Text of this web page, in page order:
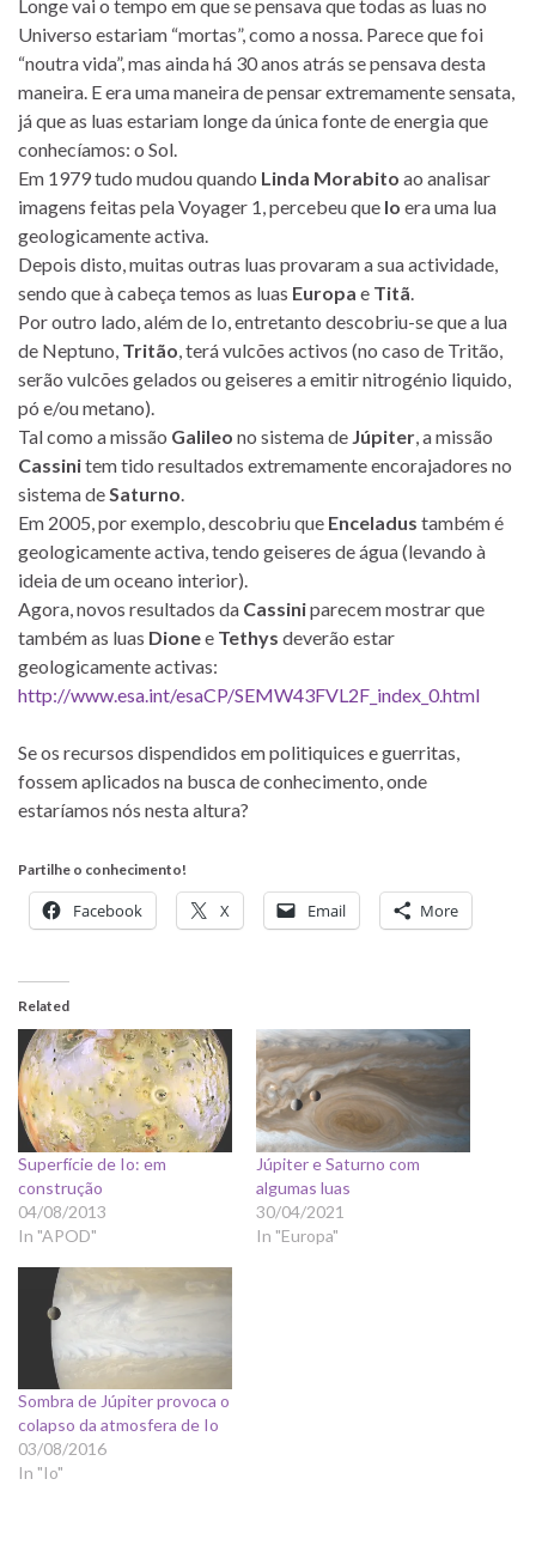
Longe vai o tempo em que se pensava que todas as luas no
Universo estariam “mortas”, como a nossa. Parece que foi
“noutra vida”, mas ainda há 30 anos atrás se pensava desta
maneira. E era uma maneira de pensar extremamente sensata,
já que as luas estariam longe da única fonte de energia que
conhecíamos: o Sol.
Em 1979 tudo mudou quando Linda Morabito ao analisar
imagens feitas pela Voyager 1, percebeu que Io era uma lua
geologicamente activa.
Depois disto, muitas outras luas provaram a sua actividade,
sendo que à cabeça temos as luas Europa e Titã.
Por outro lado, além de Io, entretanto descobriu-se que a lua
de Neptuno, Tritão, terá vulcões activos (no caso de Tritão,
serão vulcões gelados ou geiseres a emitir nitrogénio liquido,
pó e/ou metano).
Tal como a missão Galileo no sistema de Júpiter, a missão
Cassinitem tido resultados extremamente encorajadores no
sistema deSaturno.
Em 2005, por exemplo, descobriu que Enceladus também é
geologicamente activa, tendo geiseres de água (levando à
ideia de um oceano interior).
Agora, novos resultados da Cassiniparecem mostrar que
também as luas Dionee Tethys deverão estar
geologicamente activas:
http://www.esa.int/esaCP/SEMW43FVL2F_index_0.html
Se os recursos dispendidos em politiquices e guerritas,
fossem aplicados na busca de conhecimento, onde
estaríamos nós nesta altura?
Partilhe o conhecimento!
Facebook X Email More
Related
Superfície de Io: em
construção
04/08/2013
In "APOD"
Júpiter e Saturno com
algumas luas
30/04/2021
In "Europa"
Sombra de Júpiter provoca o
colapso da atmosfera de Io
03/08/2016
In "Io"